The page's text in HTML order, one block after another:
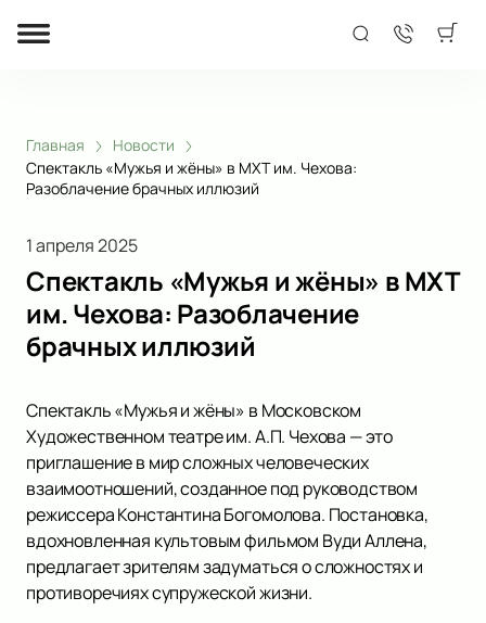
Главная
Новости
Спектакль «Мужья и жёны» в МХТ им. Чехова:
Разоблачение брачных иллюзий
1 апреля 2025
Спектакль «Мужья и жёны» в МХТ
им. Чехова: Разоблачение
брачных иллюзий
Спектакль «Мужья и жёны» в Московском
Художественном театре им. А.П. Чехова — это
приглашение в мир сложных человеческих
взаимоотношений, созданное под руководством
режиссера Константина Богомолова. Постановка,
вдохновленная культовым фильмом Вуди Аллена,
предлагает зрителям задуматься о сложностях и
противоречиях супружеской жизни.